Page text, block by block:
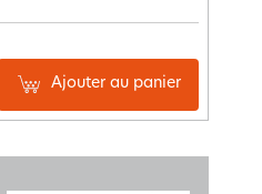
Ajouter au panier